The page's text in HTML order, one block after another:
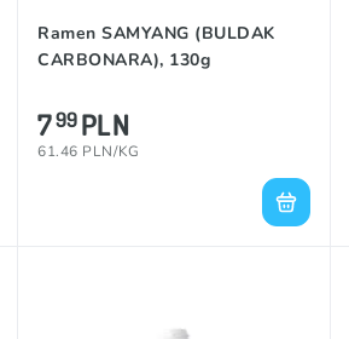
Ramen SAMYANG (BULDAK
CARBONARA), 130g
799PLN
61.46 PLN/KG